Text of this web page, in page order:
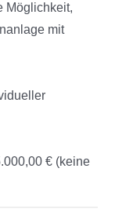
Möglichkeit,
mit
€ (keine